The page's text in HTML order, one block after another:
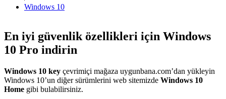
Windows 10
En iyi güvenlik özellikleri için Windows
10 Pro indirin
Windows 10 key çevrimiçi mağaza uygunbana.com’dan yükleyin
Windows 10’un diğer sürümlerini web sitemizde Windows 10
Home gibi bulabilirsiniz.